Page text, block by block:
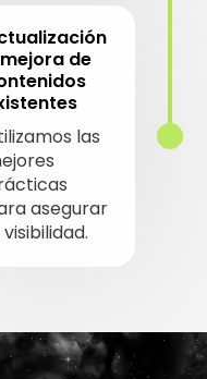
de
las
asegurar
visibilidad.